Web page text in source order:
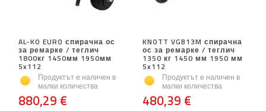
AL-KO EURO спирачна ос
за ремарке / теглич
1800кг 1450мм 1950мм
5x112
Продуктът е наличен в
малки количества
880,29 €
KNOTT VGB13M спирачна
ос за ремарке / теглич
1350 кг 1450 мм 1950 мм
5x112
Продуктът е наличен в
малки количества
480,39 €